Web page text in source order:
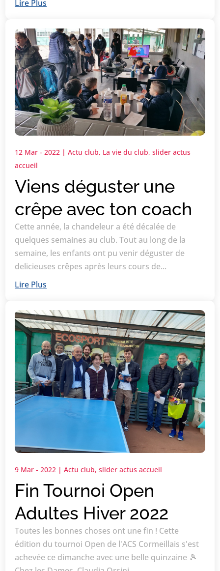
Lire Plus
Viens déguster une
crêpe avec ton coach
12 Mar - 2022 |Actu club, La vie du club,slider actus
accueil
Cette année, la chandeleur a été décalée de
quelques semaines au club. Tout au long de la
semaine, les enfants ont pu venir déguster de
delicieuses crêpes après leurs cours de...
Lire Plus
Fin Tournoi Open
Adultes Hiver 2022
9 Mar - 2022 |Actu club,slider actus accueil
Toutes les bonnes choses ont une fin ! Cette
édition du tournoi Open de l'ACS Cormeillais s'est
achevée ce dimanche avec une belle quinzaine 🎾